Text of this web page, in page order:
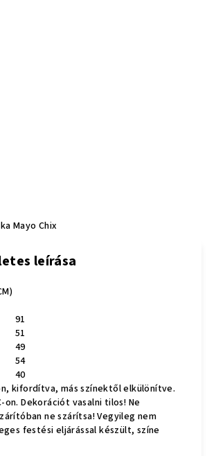
Mayo Chix
leírása
91
51
49
54
40
kifordítva, más színektől elkülönítve.
on. Dekorációt vasalni tilos! Ne
ne szárítsa! Vegyileg nem
festési eljárással készült, színe